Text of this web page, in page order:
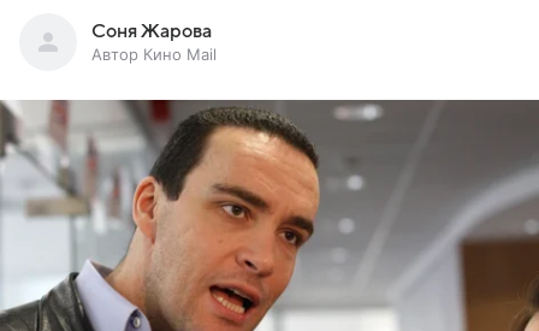
Соня Жарова
Автор Кино Mail